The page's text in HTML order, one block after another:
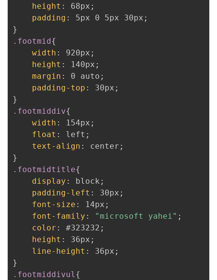
height : 68px ;
padding : 5px 0 5px 30px ;
}
.footmid{
width : 920px ;
height : 140px ;
margin : 0 auto ;
padding-top : 30px ;
}
.footmiddiv{
width : 154px ;
float : left ;
text-align : center ;
}
.footmidtitle{
display : block ;
padding-left : 30px ;
font-size : 14px ;
font-family : "microsoft yahei" ;
color : #323232 ;
height : 36px ;
line-height : 36px ;
}
.footmiddivul{